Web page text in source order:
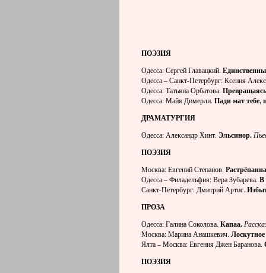
ПОЭЗИЯ
Одесса: Сергей Главацкий.
Одесса – Санкт-Петербург: Ксения
Одесса: Татьяна Орбатова.
Одесса: Майя Димерли. Пади мат тебе,
ДРАМАТУРГИЯ
Одесса: Александр Хинт. Эльсинор.
ПОЭЗИЯ
Москва: Евгений Степанов.
Одесса – Филадельфия: Вера Зубарева. В
Санкт-Петербург: Дмитрий Артис.
ПРОЗА
Одесса: Галина Соколова. Капаа.
Москва: Марина Анашкевич.
Ялта – Москва: Евгения Джен Баранова.
ПОЭЗИЯ